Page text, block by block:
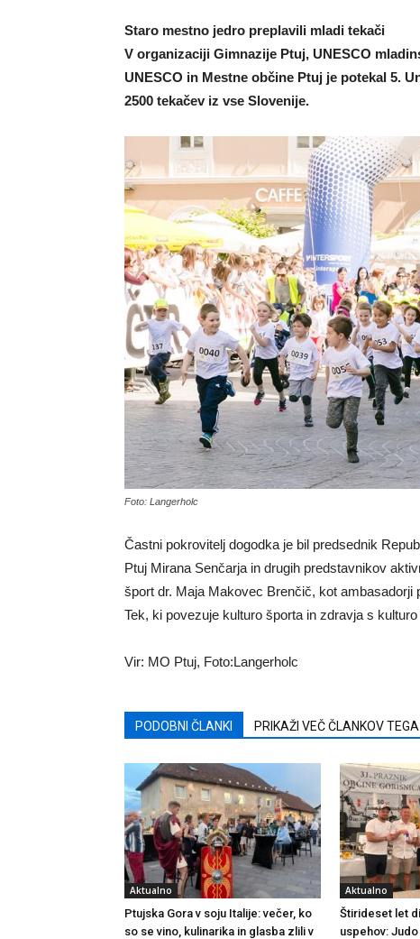
Staro mestno jedro preplavili mladi tekači
V organizaciji Gimnazije Ptuj, UNESCO
UNESCO in Mestne občine Ptuj je potekal 5.
2500 tekačev iz vse Slovenije.
Foto: Langerholc
Častni pokrovitelj dogodka je bil predsednik
Ptuj Mirana Senčarja in drugih predstavnikov
šport dr. Maja Makovec Brenčič, kot
Tek, ki povezuje kulturo športa in zdravja s
Vir: MO Ptuj, Foto:Langerholc
PODOBNI ČLANKI PRIKAŽI VEČ ČLANKOV
Aktualno
Ptujska Gora v soju Italije: večer, ko
so se vino, kulinarika in glasba zlili v
Aktualno
Štirideset let
uspehov: